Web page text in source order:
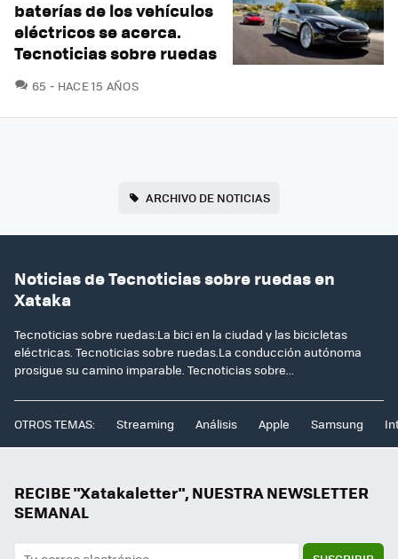
baterías de los vehículos
eléctricos se acerca.
Tecnoticias sobre ruedas
65 COMENTARIOS
HACE 15 AÑOS
ARCHIVO DE NOTICIAS
Noticias de Tecnoticias sobre ruedas en
Xataka
Tecnoticias sobre ruedas:La bici en la ciudad y las bicicletas
eléctricas. Tecnoticias sobre ruedas.La conducción autónoma
prosigue su camino imparable. Tecnoticias sobre...
OTROS TEMAS: Streaming Análisis Apple Samsung
RECIBE "Xatakaletter", NUESTRA NEWSLETTER
SEMANAL